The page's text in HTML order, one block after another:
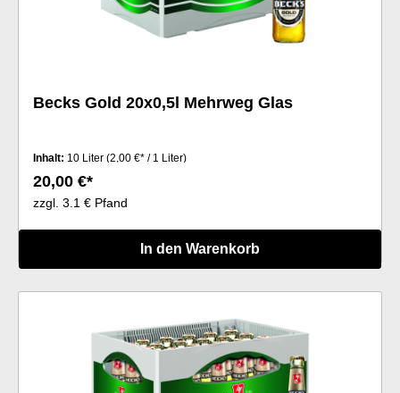
Becks Gold 20x0,5l Mehrweg Glas
Inhalt: 10 Liter (2,00 €* / 1 Liter)
20,00 €*
zzgl. 3.1 € Pfand
In den Warenkorb